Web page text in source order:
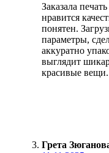
Заказала
нравится
понятен.
параметры,
аккуратно
выглядит
красивые вещи.
Грета